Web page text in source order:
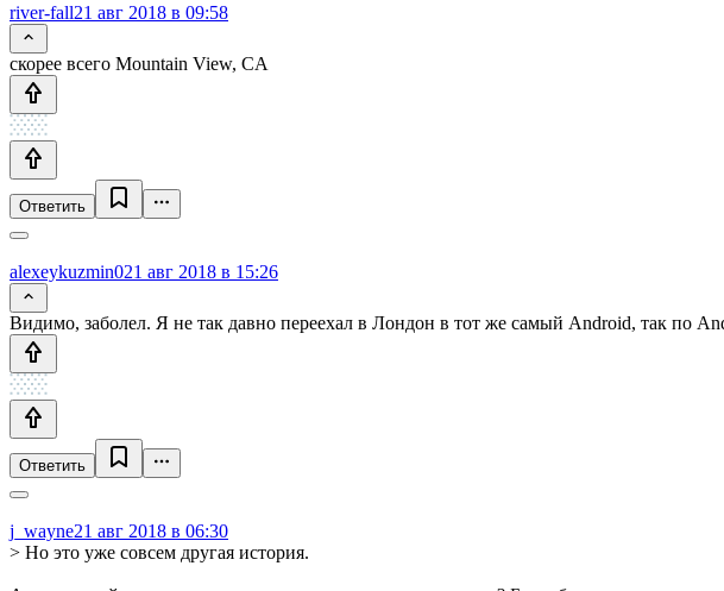
river-fall21 авг 2018 в 09:58
скорее всего Mountain View, CA
Ответить
alexeykuzmin021 авг 2018 в 15:26
Видимо, заболел. Я не так давно переехал в Лондон в тот же самый Android, так по
Ответить
j_wayne21 авг 2018 в 06:30
> Но это уже совсем другая история.